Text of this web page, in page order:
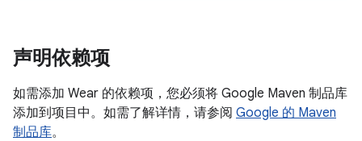
声明依赖项
如需添加 Wear 的依赖项，您必须将 Google Maven 制品库
添加到项目中。如需了解详情，请参阅 Google 的 Maven
制品库。